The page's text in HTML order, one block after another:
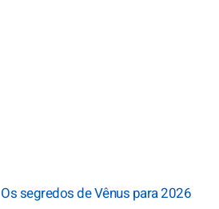
Os segredos de Vênus para 2026